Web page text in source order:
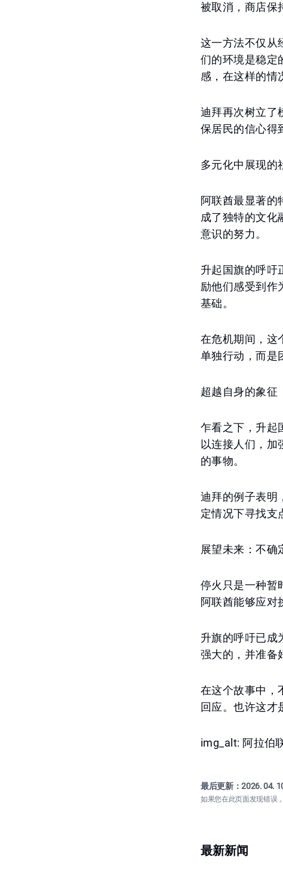
被取消，商店保
这一方法不仅从
们的环境是稳定
感，在这样的情
迪拜再次树立了
保居民的信心得
多元化中展现的
阿联酋最显著的
成了独特的文化
意识的努力。
升起国旗的呼吁
励他们感受到作
基础。
在危机期间，这
单独行动，而是
超越自身的象征
乍看之下，升起
以连接人们，加
的事物。
迪拜的例子表明
定情况下寻找支
展望未来：不确
停火只是一种暂
阿联酋能够应对
升旗的呼吁已成
强大的，并准备
在这个故事中，
回应。也许这才
img_alt: 阿拉伯
最后更新：2026. 04.
如果您在此页面发现错误
最新新闻